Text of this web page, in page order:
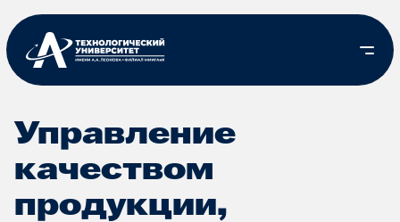
Управление
качеством
продукции,